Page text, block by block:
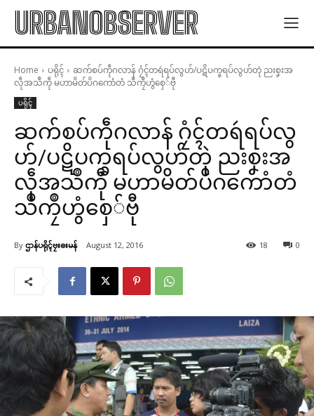
URBANOBSERVER
Home ပရိုၚ်
ဆက်စပ်ကဵုဂလာန် ဂၠံၚ်တရဴရပ်လွဟ်/ပဋိပက္ခရပ်လွဟ်တုဲ ညးစၞးအ
လဵုအသဳကဵု မဟာမိတ်ပိဂကောံတံ သဳကၠဳဟွံစှေ်ဗီု
ပရိုၚ်
ဆက်စပ်ကဵုဂလာန် ဂၠံၚ်တရဴရပ်လွ
ဟ်/ပဋိပက္ခရပ်လွဟ်တုဲ ညးစၞးအ
လဵုအသဳကဵု မဟာမိတ်ပိဂကောံတံ
သဳကၠဳဟွံစှေ်ဗီု
By ဌာန်ပရိုၚ်ဗၠးၜးမန် August 12, 2016 0
18